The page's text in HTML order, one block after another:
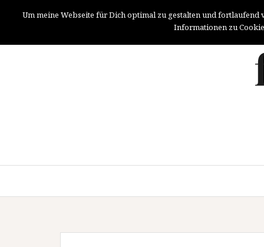
Um meine Webseite für Dich optimal zu gestalten und
Informationen zu